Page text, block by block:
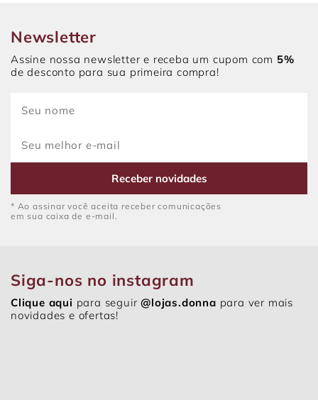
Newsletter
Assine nossa newsletter e receba um cupom com 5%
de desconto para sua primeira compra!
Receber novidades
* Ao assinar você aceita receber comunicações
em sua caixa de e-mail.
Siga-nos no instagram
Clique aqui para seguir@lojas.donna para ver mais
novidades e ofertas!